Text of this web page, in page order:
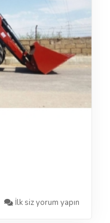
İlk siz yorum yapın